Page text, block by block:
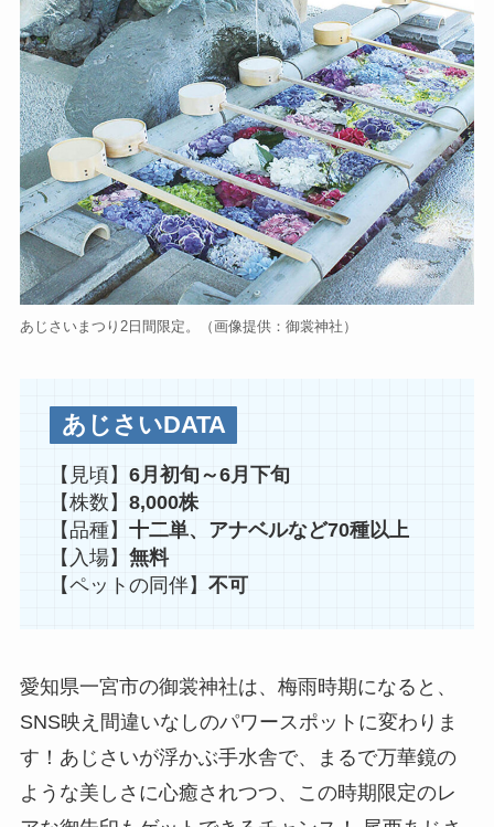
あじさいまつり2日間限定。（画像提供：御裳神社）
あじさいDATA
【見頃】 6月初旬～6月下旬
【株数】 8,000株
【品種】 十二単、アナベルなど70種以上
【入場】 無料
【ペットの同伴】 不可
愛知県一宮市の御裳神社は、梅雨時期になると、
SNS映え間違いなしのパワースポットに変わりま
す！あじさいが浮かぶ手水舎で、まるで万華鏡の
ような美しさに心癒されつつ、この時期限定のレ